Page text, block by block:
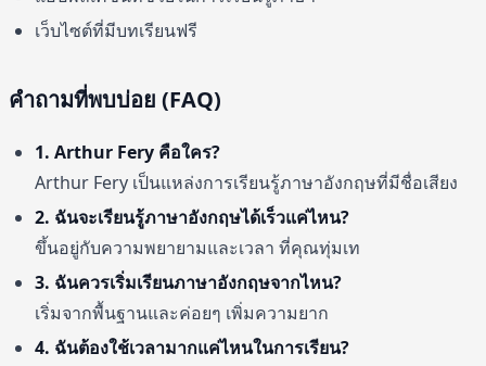
เว็บไซต์ที่มีบทเรียนฟรี
คำถามที่พบบ่อย (FAQ)
1. Arthur Fery คือใคร?
Arthur Fery เป็นแหล่งการเรียนรู้ภาษาอังกฤษที่มีชื่อเสียง
2. ฉันจะเรียนรู้ภาษาอังกฤษได้เร็วแค่ไหน?
ขึ้นอยู่กับความพยายามและเวลา ที่คุณทุ่มเท
3. ฉันควรเริ่มเรียนภาษาอังกฤษจากไหน?
เริ่มจากพื้นฐานและค่อยๆ เพิ่มความยาก
4. ฉันต้องใช้เวลามากแค่ไหนในการเรียน?